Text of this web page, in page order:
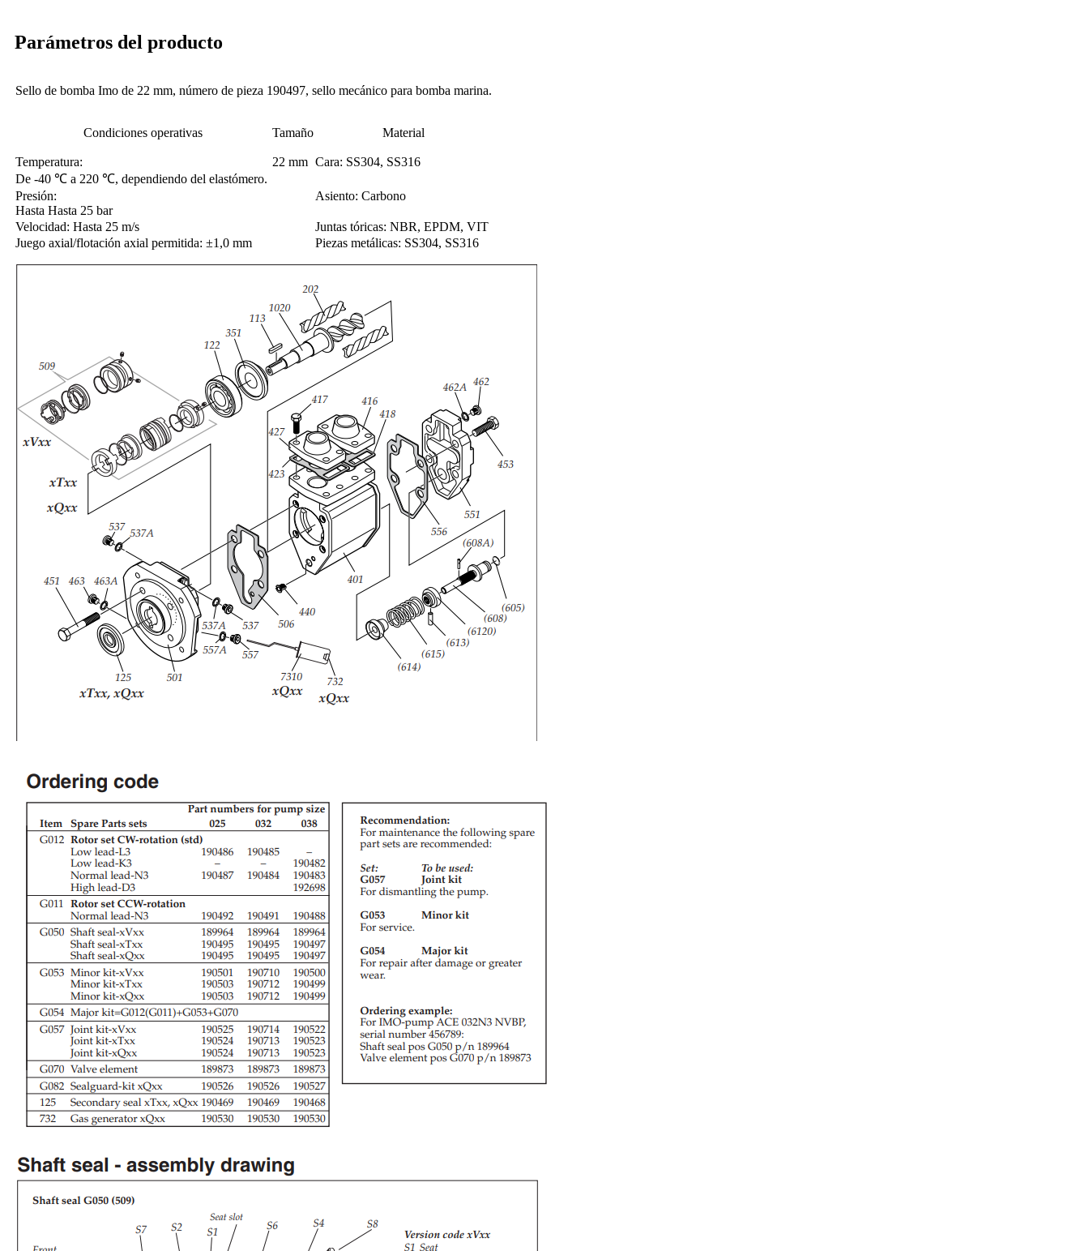
Parámetros del producto
Sello de bomba Imo de 22 mm, número de pieza 190497, sello mecánico para bomba marina.
Condiciones operativas Tamaño Material
Temperatura:
De -40 ℃ a 220 ℃, dependiendo del elastómero.
22 mm Cara: SS304, SS316
Presión:
Hasta Hasta 25 bar
Asiento: Carbono
Velocidad: Hasta 25 m/s
Juntas tóricas: NBR, EPDM, VIT
Juego axial/flotación axial permitida: ±1,0 mm
Piezas metálicas: SS304, SS316